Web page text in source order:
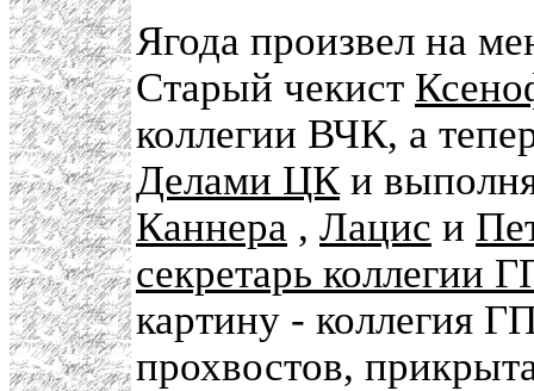
Ягода произвел на
Старый чекист
коллегии ВЧК, а
Делами ЦК и
Каннера , Лацис и
секретарь коллегии
картину - коллегия
прохвостов,